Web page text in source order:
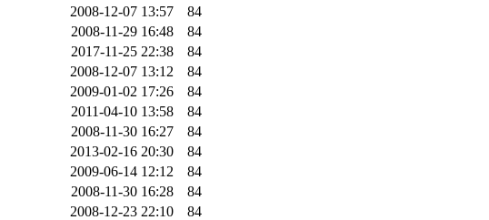
2008-12-07 13:57
84
2008-11-29 16:48
84
2017-11-25 22:38
84
2008-12-07 13:12
84
2009-01-02 17:26
84
2011-04-10 13:58
84
2008-11-30 16:27
84
2013-02-16 20:30
84
2009-06-14 12:12
84
2008-11-30 16:28
84
2008-12-23 22:10
84